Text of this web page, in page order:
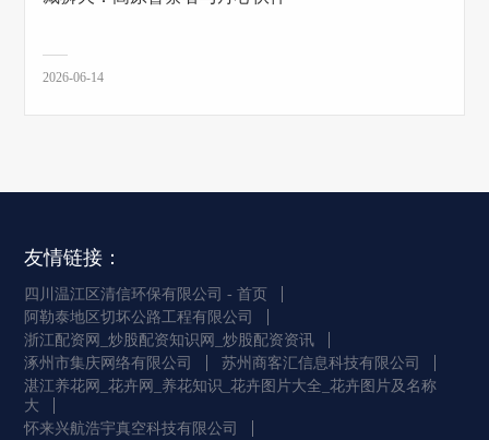
2026-06-14
友情链接：
四川温江区清信环保有限公司 - 首页
阿勒泰地区切坏公路工程有限公司
浙江配资网_炒股配资知识网_炒股配资资讯
涿州市集庆网络有限公司
苏州商客汇信息科技有限公司
湛江养花网_花卉网_养花知识_花卉图片大全_花卉图片及名称
大
怀来兴航浩宇真空科技有限公司